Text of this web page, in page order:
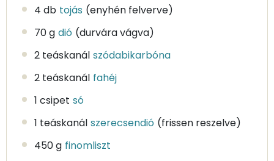
4 db tojás (enyhén felverve)
70 g dió (durvára vágva)
2 teáskanál szódabikarbóna
2 teáskanál fahéj
1 csipet só
1 teáskanál szerecsendió (frissen reszelve)
450 g finomliszt